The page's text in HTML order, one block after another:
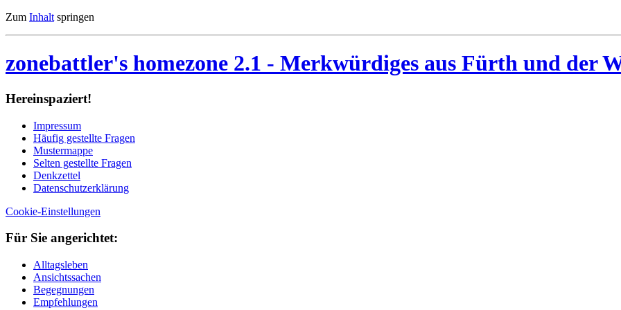
Zum Inhalt springen
zonebattler's homezone 2.1 - Merkwürdiges aus Fürth und der
Her­ein­spa­ziert!
Im­pres­sum
Häu­fig ge­stell­te Fra­gen
Mu­ster­map­pe
Sel­ten ge­stell­te Fra­gen
Denk­zet­tel
Da­ten­schutz­er­klä­rung
Cookie-Einstellungen
Für Sie an­ge­rich­tet:
Alltagsleben
Ansichtssachen
Begegnungen
Empfehlungen